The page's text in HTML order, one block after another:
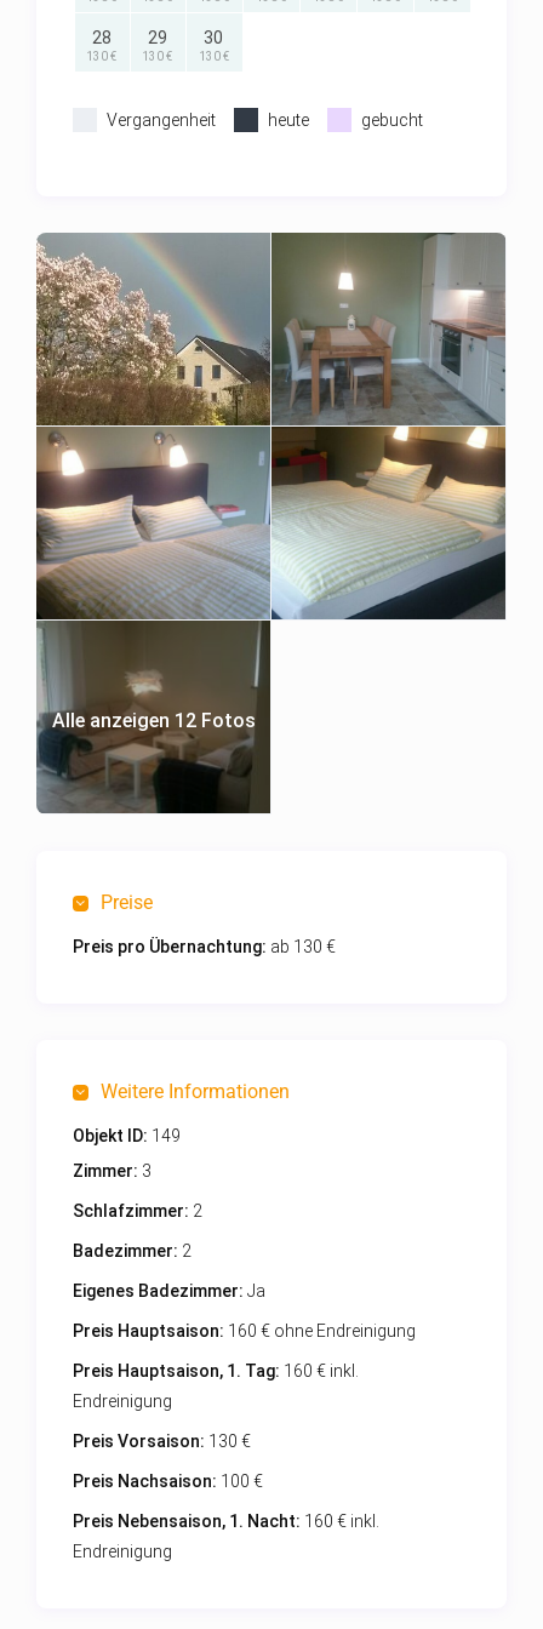
28
130 €
29
130 €
30
130 €
Vergangenheit heute gebucht
Alle anzeigen 12 Fotos
Preise
Preis pro Übernachtung: ab 130 €
Weitere Informationen
Objekt ID: 149
Zimmer: 3
Schlafzimmer: 2
Badezimmer: 2
Eigenes Badezimmer: Ja
Preis Hauptsaison: 160 € ohne Endreinigung
Preis Hauptsaison, 1. Tag: 160 € inkl.
Endreinigung
Preis Vorsaison: 130 €
Preis Nachsaison: 100 €
Preis Nebensaison, 1. Nacht: 160 € inkl.
Endreinigung